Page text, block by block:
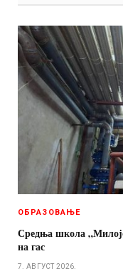
ОБРАЗОВАЊЕ
Средња школа
на гас
7. АВГУСТ 2026.